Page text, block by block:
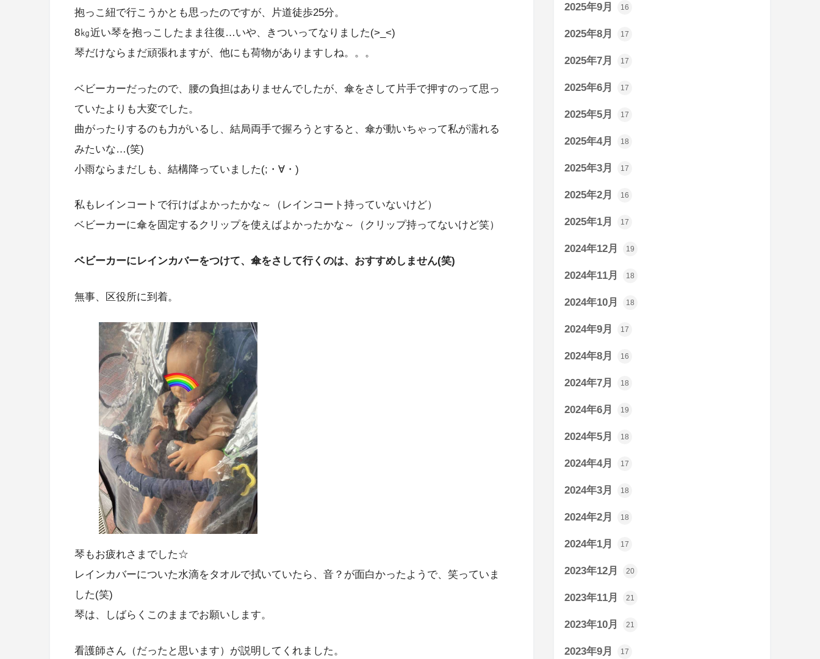
抱っこ紐で行こうかとも思ったのですが、片道徒歩25分。
8㎏近い琴を抱っこしたまま往復…いや、きついってなりました(>_<)
琴だけならまだ頑張れますが、他にも荷物がありますしね。。。
ベビーカーだったので、腰の負担はありませんでしたが、傘をさして片手で押すのって思っ
ていたよりも大変でした。
曲がったりするのも力がいるし、結局両手で握ろうとすると、傘が動いちゃって私が濡れる
みたいな…(笑)
小雨ならまだしも、結構降っていました(;・∀・)
私もレインコートで行けばよかったかな～（レインコート持っていないけど）
ベビーカーに傘を固定するクリップを使えばよかったかな～（クリップ持ってないけど笑）
ベビーカーにレインカバーをつけて、傘をさして行くのは、おすすめしません(笑)
無事、区役所に到着。
琴もお疲れさまでした☆
レインカバーについた水滴をタオルで拭いていたら、音？が面白かったようで、笑っていま
した(笑)
琴は、しばらくこのままでお願いします。
看護師さん（だったと思います）が説明してくれました。
2025年9月 16
2025年8月 17
2025年7月 17
2025年6月 17
2025年5月 17
2025年4月 18
2025年3月 17
2025年2月 16
2025年1月 17
2024年12月 19
2024年11月 18
2024年10月 18
2024年9月 17
2024年8月 16
2024年7月 18
2024年6月 19
2024年5月 18
2024年4月 17
2024年3月 18
2024年2月 18
2024年1月 17
2023年12月 20
2023年11月 21
2023年10月 21
2023年9月 17